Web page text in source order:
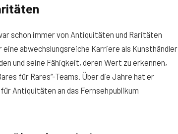
schon immer von Antiquitäten und Raritäten
abwechslungsreiche Karriere als Kunsthändler
und seine Fähigkeit, deren Wert zu erkennen,
für Rares“-Teams. Über die Jahre hat er
Antiquitäten an das Fernsehpublikum